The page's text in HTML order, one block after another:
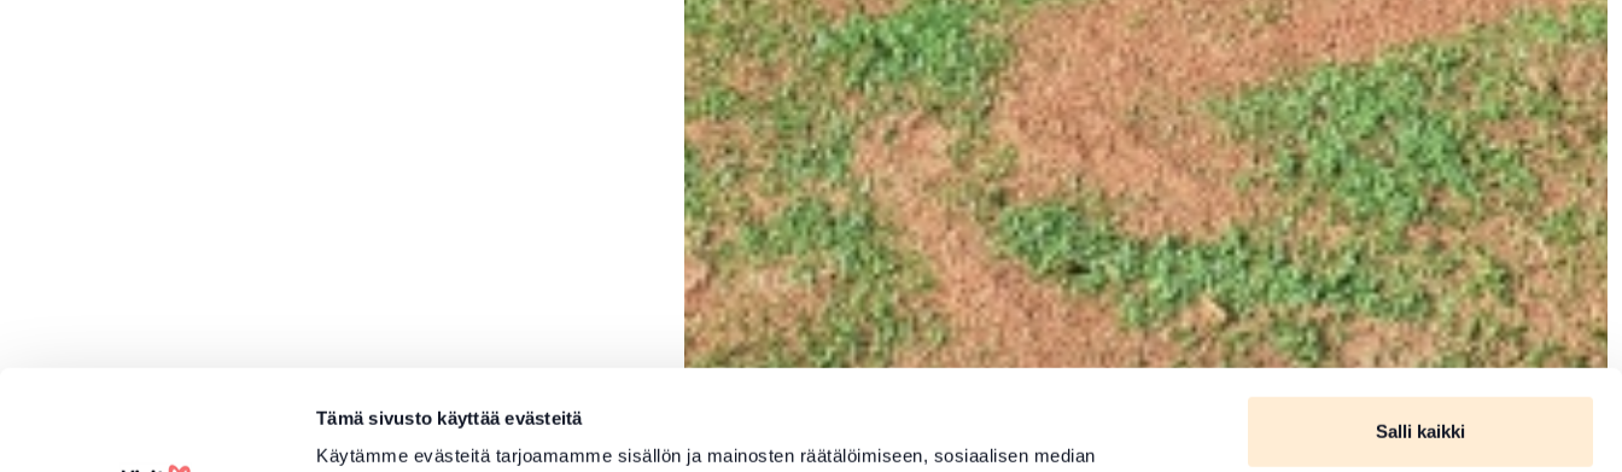
Tämä sivusto käyttää evästeitä
Käytämme evästeitä tarjoamamme sisällön ja mainosten räätälöimiseen, sosiaalisen median
Salli kaikki